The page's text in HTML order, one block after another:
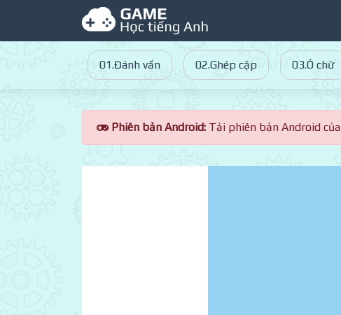
01.Đánh vần 02.Ghép cặp 03.Ô chữ
Phiên bản Android: Tải phiên bản Android của